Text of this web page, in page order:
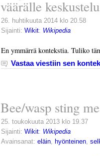
väärälle
26. huhtikuuta 2014 klo 20.58
Sijainti: Wikit: Wikipedia
En ymmärrä kontekstia. Tuliko
Vastaa viestiin sen
Bee/wasp sting
25. toukokuuta 2013 klo 19.37
Sijainti: Wikit: Wikipedia
Avainsanat: eläin, hyönteinen,